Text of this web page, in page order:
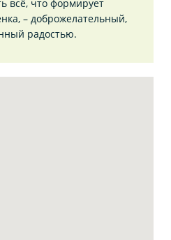
всё, что формирует
– доброжелательный,
радостью.